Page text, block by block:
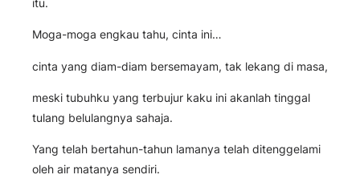
itu.
Moga-moga engkau tahu, cinta ini…
cinta yang diam-diam bersemayam, tak lekang di masa,
meski tubuhku yang terbujur kaku ini akanlah tinggal
tulang belulangnya sahaja.
Yang telah bertahun-tahun lamanya telah ditenggelami
oleh air matanya sendiri.